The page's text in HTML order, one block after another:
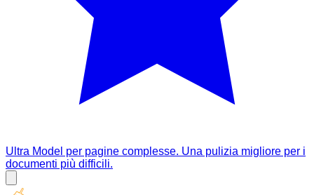
Ultra Model per pagine complesse. Una pulizia migliore per i
documenti più difficili.